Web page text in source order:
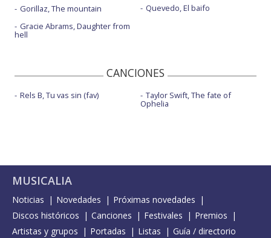
Gorillaz, The mountain
Gracie Abrams, Daughter from
hell
Quevedo, El baifo
CANCIONES
Rels B, Tu vas sin (fav) Taylor Swift, The fate of
Ophelia
MUSICALIA
Noticias Novedades
Próximas novedades
Discos históricos
Canciones Festivales
Premios
Artistas y grupos
Portadas Listas Guía / directorio